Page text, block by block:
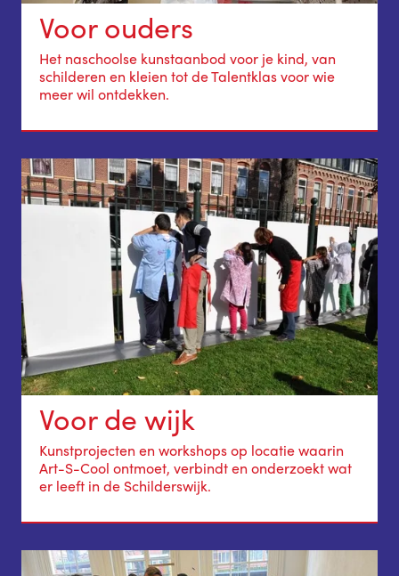
Voor ouders
Het naschoolse kunstaanbod voor je kind, van
schilderen en kleien tot de Talentklas voor wie
meer wil ontdekken.
Voor de wijk
Kunstprojecten en workshops op locatie waarin
Art-S-Cool ontmoet, verbindt en onderzoekt wat
er leeft in de Schilderswijk.